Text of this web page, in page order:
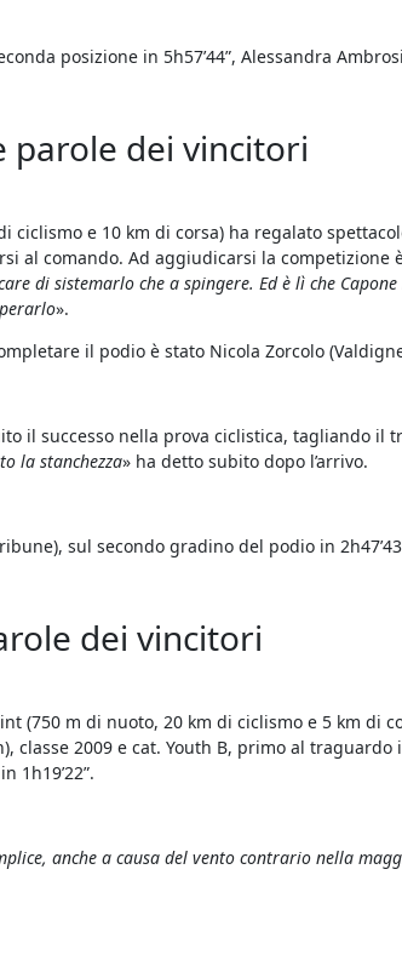
posizione in 5h57’44”, Alessandra
parole dei vincitori
ciclismo e 10 km di corsa) ha regalato
al comando. Ad aggiudicarsi la competizione
di sistemarlo che a spingere. Ed è lì che
».
il podio è stato Nicola Zorcolo
il successo nella prova ciclistica, tagliando il
la stanchezza» ha detto subito dopo l’arrivo.
sul secondo gradino del podio in
dei vincitori
(750 m di nuoto, 20 km di ciclismo e 5 km di
classe 2009 e cat. Youth B, primo al
1h19’22”.
anche a causa del vento contrario nella